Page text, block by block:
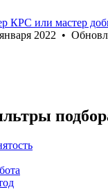
КРС или мастер
2022 •